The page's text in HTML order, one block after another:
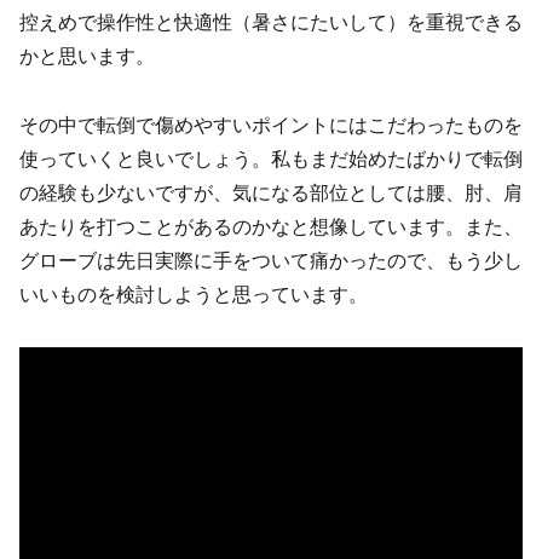
控えめで操作性と快適性（暑さにたいして）を重視できる
かと思います。
その中で転倒で傷めやすいポイントにはこだわったものを
使っていくと良いでしょう。私もまだ始めたばかりで転倒
の経験も少ないですが、気になる部位としては腰、肘、肩
あたりを打つことがあるのかなと想像しています。また、
グローブは先日実際に手をついて痛かったので、もう少し
いいものを検討しようと思っています。